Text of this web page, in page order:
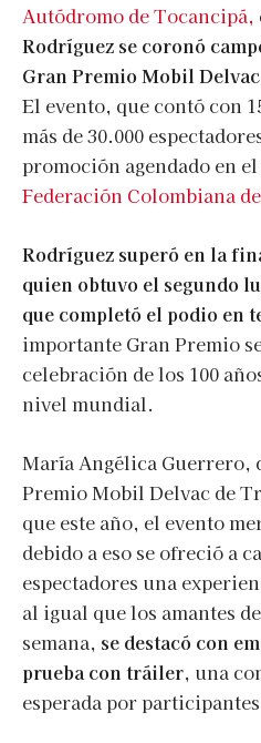
Autódromo de Tocancipá,
Rodríguez se coronó
Gran Premio Mobil
El evento, que contó con
más de 30.000
promoción agendado en
Federación Colombiana
Rodríguez superó en la
quien obtuvo el segundo
que completó el podio en
importante Gran Premio
celebración de los 100
nivel mundial.
María Angélica Guerrero,
Premio Mobil Delvac de
que este año, el evento
debido a eso se ofreció a
espectadores una
al igual que los amantes
semana, se destacó con
prueba con tráiler, una
esperada por